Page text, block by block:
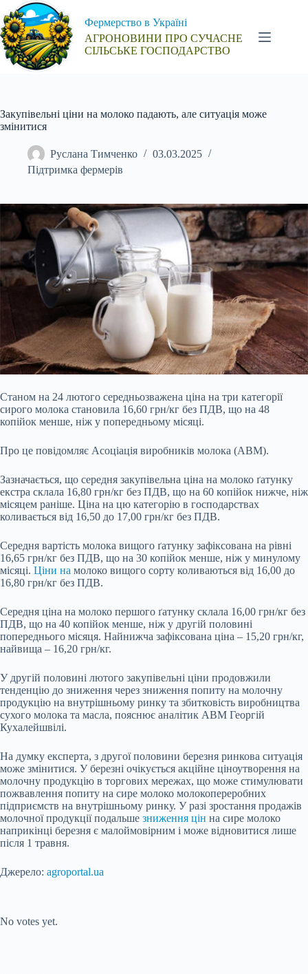
Перейти
до
вмісту
Фермерство в Україні
АГРОНОВИНИ ПРО СУЧАСНЕ
СІЛЬСЬКЕ ГОСПОДАРСТВО
Закупівельні ціни на молоко падають, але ситуація може
змінитися
Руслана Тимченко
03.03.2025
Підтримка фермерів
Станом на 24 лютого середньозважена ціна на три категорії
сирого молока становила 16,60 грн/кг без ПДВ, що на 48
копійок менше, ніж у попередньому місяці.
Про це повідомляє Асоціація виробників молока (АВМ).
Зазначається, що середня закупівельна ціна на молоко ґатунку
екстра склала 16,80 грн/кг без ПДВ, що на 60 копійок нижче, ніж
місяцем раніше. Ціна на цю категорію в господарствах
коливається від 16,50 до 17,00 грн/кг без ПДВ.
Середня вартість молока вищого ґатунку зафіксована на рівні
16,65 грн/кг без ПДВ, що на 30 копійок менше, ніж у минулому
місяці. Ціни на молоко вищого сорту коливаються від 16,00 до
16,80 грн/кг без ПДВ.
Середня ціна на молоко першого ґатунку склала 16,00 грн/кг без
ПДВ, що на 40 копійок менше, ніж у другій половині
попереднього місяця. Найнижча зафіксована ціна – 15,20 грн/кг,
найвища – 16,20 грн/кг.
У другій половині лютого закупівельні ціни продовжили
тенденцію до зниження через зниження попиту на молочну
продукцію на внутрішньому ринку та збитковість виробництва
сухого молока та масла, пояснює аналітик АВМ Георгій
Кухалейшвілі.
На думку експерта, з другої половини березня ринкова ситуація
може змінитися. У березні очікується акційне ціноутворення на
молочну продукцію в торгових мережах, що може стимулювати
пожвавлення попиту на сире молоко молокопереробних
підприємств на внутрішньому ринку. У разі зростання продажів
молочної продукції подальше зниження цін на сире молоко
наприкінці березня є малоймовірним і може відновитися лише
після 1 травня.
Джерело: agroportal.ua
No votes yet.